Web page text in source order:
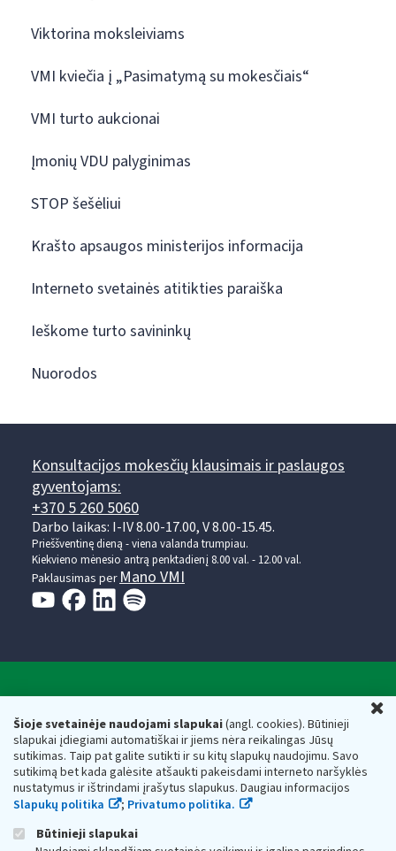
Šioje svetainėje naudojami slapukai(angl. cookies). Būtinieji
slapukai įdiegiami automatiškai ir jiems nėra reikalingas Jūsų
sutikimas. Taip pat galite sutikti ir su kitų slapukų naudojimu. Savo
sutikimą bet kada galėsite atšaukti pakeisdami interneto naršyklės
nustatymus ir ištrindami įrašytus slapukus. Daugiau informacijos
Slapukų politika
; Privatumo politika.
Būtinieji slapukai
Viktorina moksleiviams
VMI kviečia į „Pasimatymą su mokesčiais“
VMI turto aukcionai
Įmonių VDU palyginimas
STOP šešėliui
Krašto apsaugos ministerijos informacija
Interneto svetainės atitikties paraiška
Ieškome turto savininkų
Nuorodos
Konsultacijos mokesčių klausimais ir paslaugos
gyventojams:
+370 5 260 5060
Darbo laikas: I-IV 8.00-17.00, V 8.00-15.45.
Prieššventinę dieną - viena valanda trumpiau.
Kiekvieno mėnesio antrą penktadienį 8.00 val. - 12.00 val.
Paklausimas per Mano VMI
Respublikos finansų ministerijos
Biudžetinė įstaiga. Juridinio asmens kodas — 188659752,
adresas: Vasario 16-osios g. 14, 01107 Vilnius, Lietuva, el.paštas:
vmi@vmi.lt, E. pristatymo dėžutės adresas 188659752
Duomenys apie Valstybinę mokesčių inspekciją prie Lietuvos
Respublikos finansų ministerijos kaupiami ir saugomi Juridinių